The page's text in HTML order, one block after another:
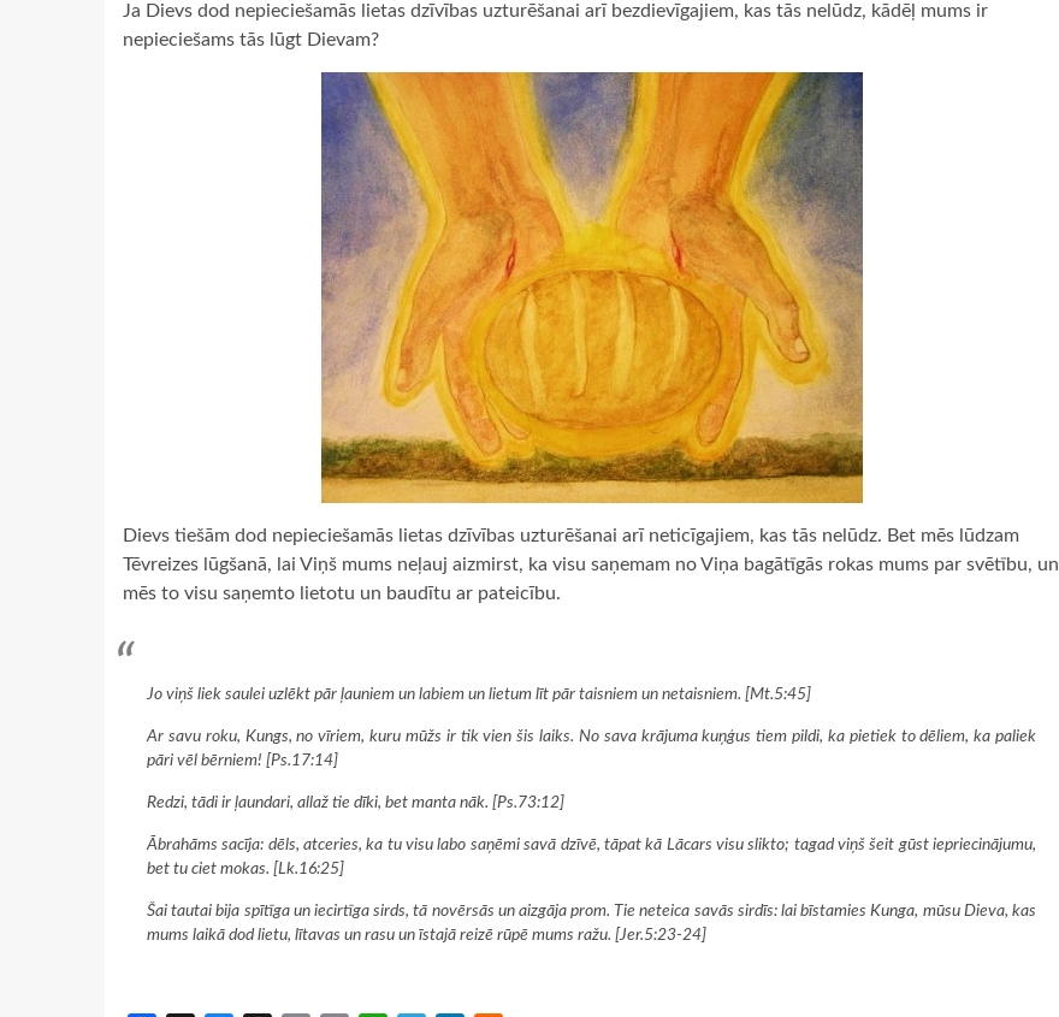
Ja Dievs dod nepieciešamās lietas dzīvības uzturēšanai arī bezdievīgajiem, kas tās nelūdz, kādēļ mums ir
nepieciešams tās lūgt Dievam?
Dievs tiešām dod nepieciešamās lietas dzīvības uzturēšanai arī neticīgajiem, kas tās nelūdz. Bet mēs lūdzam
Tēvreizes lūgšanā, lai Viņš mums neļauj aizmirst, ka visu saņemam no Viņa bagātīgās rokas mums par svētību, un
mēs to visu saņemto lietotu un baudītu ar pateicību.
Jo viņš liek saulei uzlēkt pār ļauniem un labiem un lietum līt pār taisniem un netaisniem. [Mt.5:45]
Ar savu roku, Kungs, no vīriem, kuru mūžs ir tik vien šis laiks. No sava krājuma kuņģus tiem pildi, ka pietiek to dēliem, ka paliek
pāri vēl bērniem! [Ps.17:14]
Redzi, tādi ir ļaundari, allaž tie dīki, bet manta nāk. [Ps.73:12]
Ābrahāms sacīja: dēls, atceries, ka tu visu labo saņēmi savā dzīvē, tāpat kā Lācars visu slikto; tagad viņš šeit gūst iepriecinājumu,
bet tu ciet mokas. [Lk.16:25]
Šai tautai bija spītīga un iecirtīga sirds, tā novērsās un aizgāja prom. Tie neteica savās sirdīs: lai bīstamies Kunga, mūsu Dieva, kas
mums laikā dod lietu, lītavas un rasu un īstajā reizē rūpē mums ražu. [Jer.5:23-24]